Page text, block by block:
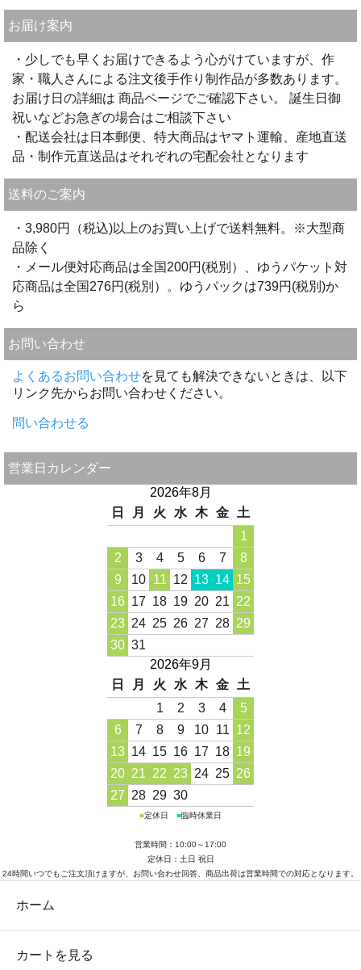
お届け案内
・少しでも早くお届けできるよう心がけていますが、作
家・職人さんによる注文後手作り制作品が多数あります。
お届け日の詳細は 商品ページでご確認下さい。 誕生日御
祝いなどお急ぎの場合はご相談下さい
・配送会社は日本郵便、特大商品はヤマト運輸、産地直送
品・制作元直送品はそれぞれの宅配会社となります
送料のご案内
・3,980円（税込)以上のお買い上げで送料無料。※大型商
品除く
・メール便対応商品は全国200円(税別）、ゆうパケット対
応商品は全国276円(税別）。ゆうパックは739円(税別)か
ら
お問い合わせ
よくあるお問い合わせを見ても解決できないときは、以下
リンク先からお問い合わせください。
問い合わせる
営業日カレンダー
2026年8月
日
月 火 水 木 金
土
1
2
3 4 5 6 7
8
9
10 11 12 13 14 15
16 17 18 19 20 21 22
23 24 25 26 27 28 29
30 31
2026年9月
日
月 火 水 木 金
土
1
2 3 4
5
6
7 8 9 10 11 12
13 14 15 16 17 18 19
20 21 22 23 24 25 26
27 28 29 30
■定休日 ■臨時休業日
営業時間：10:00～17:00
定休日：土日 祝日
24時間いつでもご注文頂けますが、お問い合わせ回答、商品出荷は営業時間での対応となります。
ホーム
カートを見る